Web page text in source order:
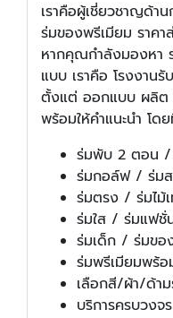
เราคือผู้เชี่ยวชาญด้า
ร่มของพรีเมียม ราคา
หากคุณกำลังมองหา
แบบ เราคือ โรงงาน
ตั้งแต่ ออกแบบ ผลิต
พร้อมให้คำแนะนำ โด
ร่มพับ 2 ตอน
ร่มกอล์ฟ / ร่ม
ร่มตรง / ร่มไม้เ
ร่มใส / ร่มแฟชั่
ร่มเด็ก / ร่มข
ร่มพรีเมียมพร้อ
เลือกสี/ผ้า/ด้า
บริการครบวงจ